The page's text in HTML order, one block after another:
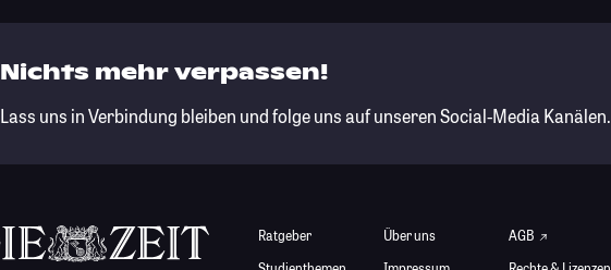
Nichts mehr verpassen!
Lass uns in Verbindung bleiben und folge uns auf unseren Social-Media Kanälen.
Ratgeber
Über uns
AGB